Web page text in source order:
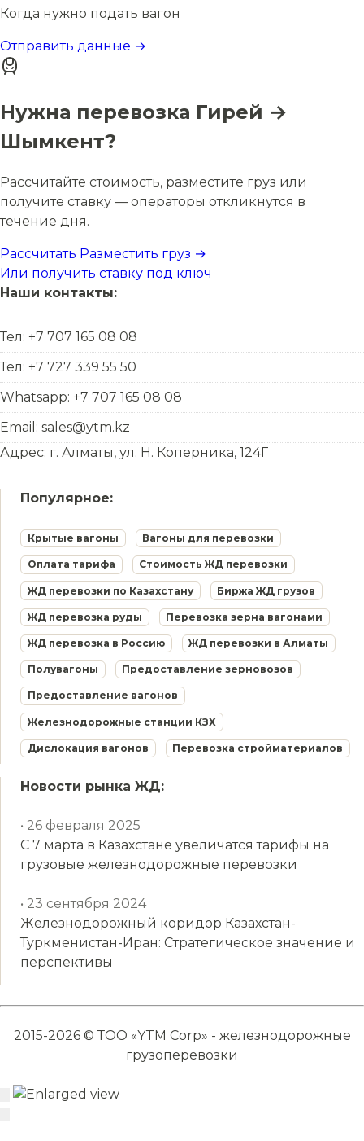
Когда нужно подать вагон
Отправить данные →
Нужна перевозка Гирей →
Шымкент?
Рассчитайте стоимость, разместите груз или
получите ставку — операторы откликнутся в
течение дня.
Рассчитать Разместить груз →
Или получить ставку под ключ
Наши контакты:
Тел: +7 707 165 08 08
Тел: +7 727 339 55 50
Whatsapp: +7 707 165 08 08
Email: sales@ytm.kz
Адрес: г. Алматы, ул. Н. Коперника, 124Г
Популярное:
Крытые вагоны Вагоны для перевозки
Оплата тарифа Стоимость ЖД перевозки
ЖД перевозки по Казахстану Биржа ЖД грузов
ЖД перевозка руды Перевозка зерна вагонами
ЖД перевозка в Россию ЖД перевозки в Алматы
Полувагоны Предоставление зерновозов
Предоставление вагонов
Железнодорожные станции КЗХ
Дислокация вагонов Перевозка стройматериалов
Новости рынка ЖД:
• 26 февраля 2025
С 7 марта в Казахстане увеличатся тарифы на
грузовые железнодорожные перевозки
• 23 сентября 2024
Железнодорожный коридор Казахстан-
Туркменистан-Иран: Стратегическое значение и
перспективы
2015-2026 © ТОО «YTM Corp» - железнодорожные
грузоперевозки